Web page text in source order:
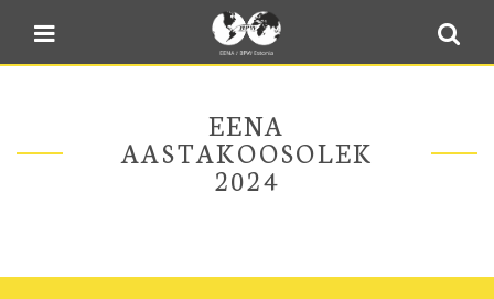
Sulge menüü
Blogi
E-pood
Minu BPW
EENA
AASTAKOOSOLEK
2024